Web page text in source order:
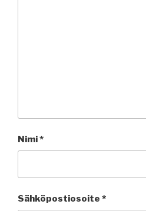
Nimi*
Sähköpostiosoite *